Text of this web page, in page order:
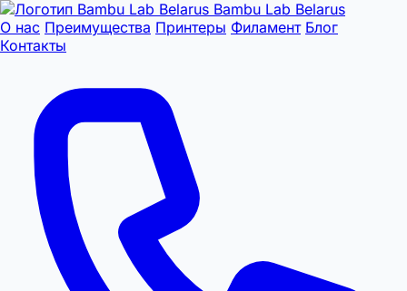
Bambu Lab Belarus
О нас Преимущества Принтеры Филамент Блог
Контакты